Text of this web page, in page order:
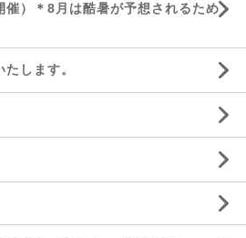
催）＊8月は酷暑が予想されるため
します。